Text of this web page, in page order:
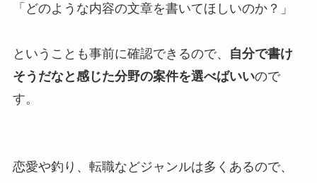
「どのような内容の文章を書いてほしいのか？」
ということも事前に確認できるので、
自分で書け
そうだなと感じた分野の案件を選べばいいので
す。
恋愛や釣り、転職などジャンルは多くあるので、